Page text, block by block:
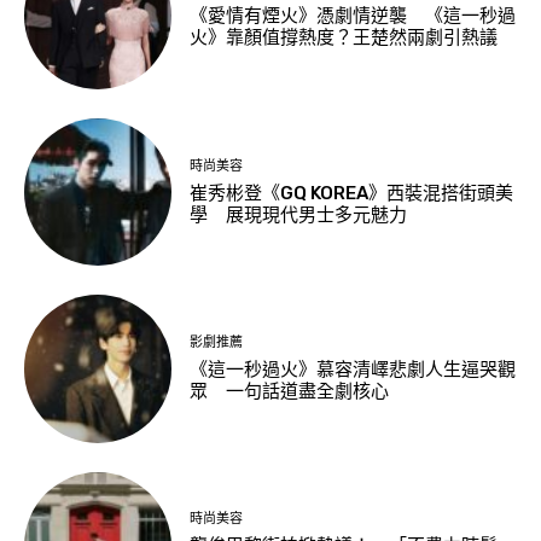
《愛情有煙火》憑劇情逆襲 《這一秒過
火》靠顏值撐熱度？王楚然兩劇引熱議
時尚美容
崔秀彬登《GQ KOREA》西裝混搭街頭美
學 展現現代男士多元魅力
影劇推薦
《這一秒過火》慕容清嶧悲劇人生逼哭觀
眾 一句話道盡全劇核心
時尚美容